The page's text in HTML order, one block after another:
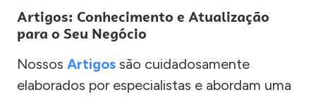
Artigos: Conhecimento e Atualização
para o Seu Negócio
Nossos Artigos são cuidadosamente
elaborados por especialistas e abordam uma